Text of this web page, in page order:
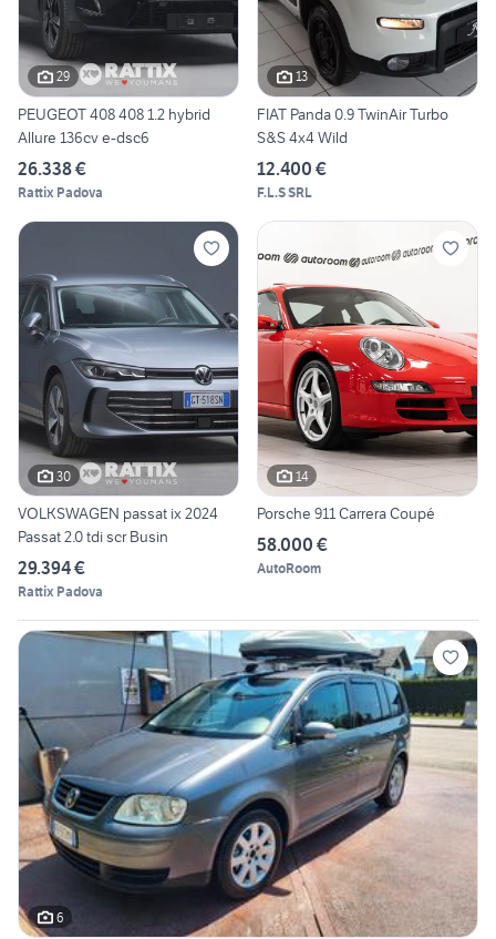
29
PEUGEOT 408 408 1.2 hybrid
Allure 136cv e-dsc6
26.338 €
Rattix Padova
13
FIAT Panda 0.9 TwinAir Turbo
S&S 4x4 Wild
12.400 €
F.L.S SRL
30
VOLKSWAGEN passat ix 2024
Passat 2.0 tdi scr Busin
29.394 €
Rattix Padova
14
Porsche 911 Carrera Coupé
58.000 €
AutoRoom
6